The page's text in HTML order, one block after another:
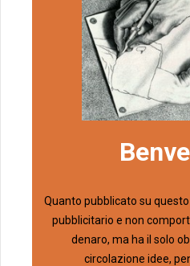
Quanto pubblicato su
pubblicitario e non
denaro, ma ha il solo
circolazione idee,